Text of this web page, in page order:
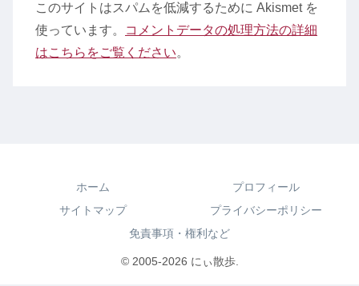
このサイトはスパムを低減するために Akismet を
使っています。
コメントデータの処理方法の詳細
はこちらをご覧ください。
ホーム
プロフィール
サイトマップ
プライバシーポリシー
免責事項・権利など
© 2005-2026 にぃ散歩.